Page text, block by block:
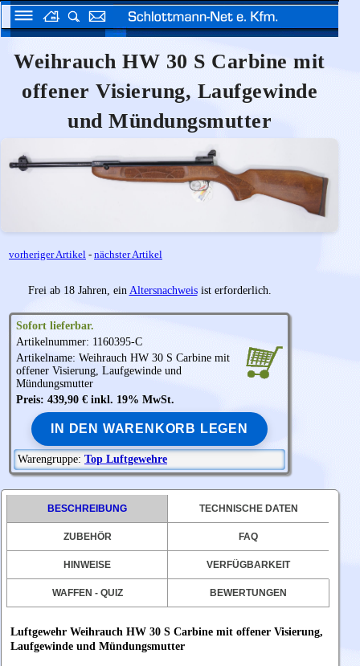
Weihrauch HW 30 S Carbine mit
offener Visierung, Laufgewinde
und Mündungsmutter
vorheriger Artikel - nächster Artikel
Frei ab 18 Jahren, ein Altersnachweisist erforderlich.
Sofort lieferbar.
Artikelnummer: 1160395-C
Artikelname: Weihrauch HW 30 S Carbine mit
offener Visierung, Laufgewinde und
Mündungsmutter
Preis: 439,90 € inkl. 19% MwSt.
IN DEN WARENKORB LEGEN
Warengruppe: Top Luftgewehre
BESCHREIBUNG TECHNISCHE DATEN
ZUBEHÖR FAQ
HINWEISE VERFÜGBARKEIT
WAFFEN - QUIZ BEWERTUNGEN
Luftgewehr Weihrauch HW 30 S Carbine mit offener Visierung,
Laufgewinde und Mündungsmutter